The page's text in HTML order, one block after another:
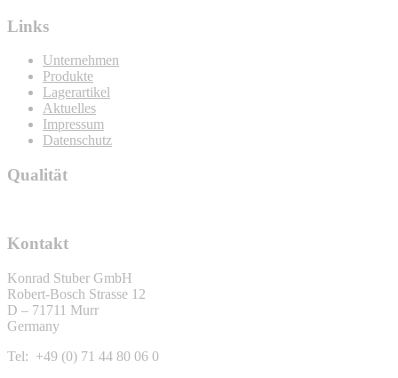
Links
Unternehmen
Produkte
Lagerartikel
Aktuelles
Impressum
Datenschutz
Qualität
Kontakt
Konrad Stuber GmbH
Robert-Bosch Strasse 12
D – 71711 Murr
Germany
Tel: +49 (0) 71 44 80 06 0